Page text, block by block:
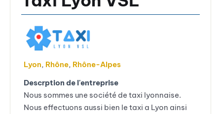
Lyon, Rhône, Rhône-Alpes
Descrption de l'entreprise
Nous sommes une société de taxi lyonnaise.
Nous effectuons aussi bien le taxi a Lyon ainsi